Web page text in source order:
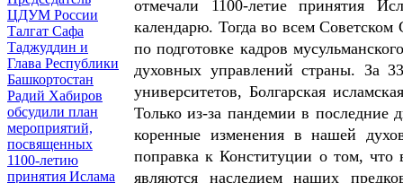
ЦДУМ России
Талгат Сафа
Таджуддин и
Глава Республики
Башкортостан
Радий Хабиров
обсудили план
мероприятий,
посвященных
1100-летию
принятия Ислама
отмечали 1100-летие принятия
календарю. Тогда во всем
по подготовке кадров
духовных управлений страны. За
университетов, Болгарская
Только из-за пандемии в
коренные изменения в нашей
поправка к Конституции о том, что
являются наследием наших